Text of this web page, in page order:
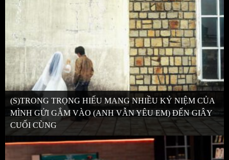
(S)TRONG TRỌNG HIẾU MANG NHIỀU KỶ NIỆM CỦA
MÌNH GỬI GẮM VÀO (ANH VẪN YÊU EM) ĐẾN GIÂY
CUỐI CÙNG